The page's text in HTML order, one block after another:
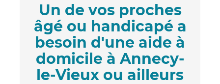
Un de vos proches
âgé ou handicapé a
besoin d'une aide à
domicile à Annecy-
le-Vieux ou ailleurs